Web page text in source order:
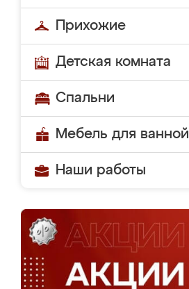
Прихожие
Детская комната
Спальни
Мебель для ванной
Наши работы